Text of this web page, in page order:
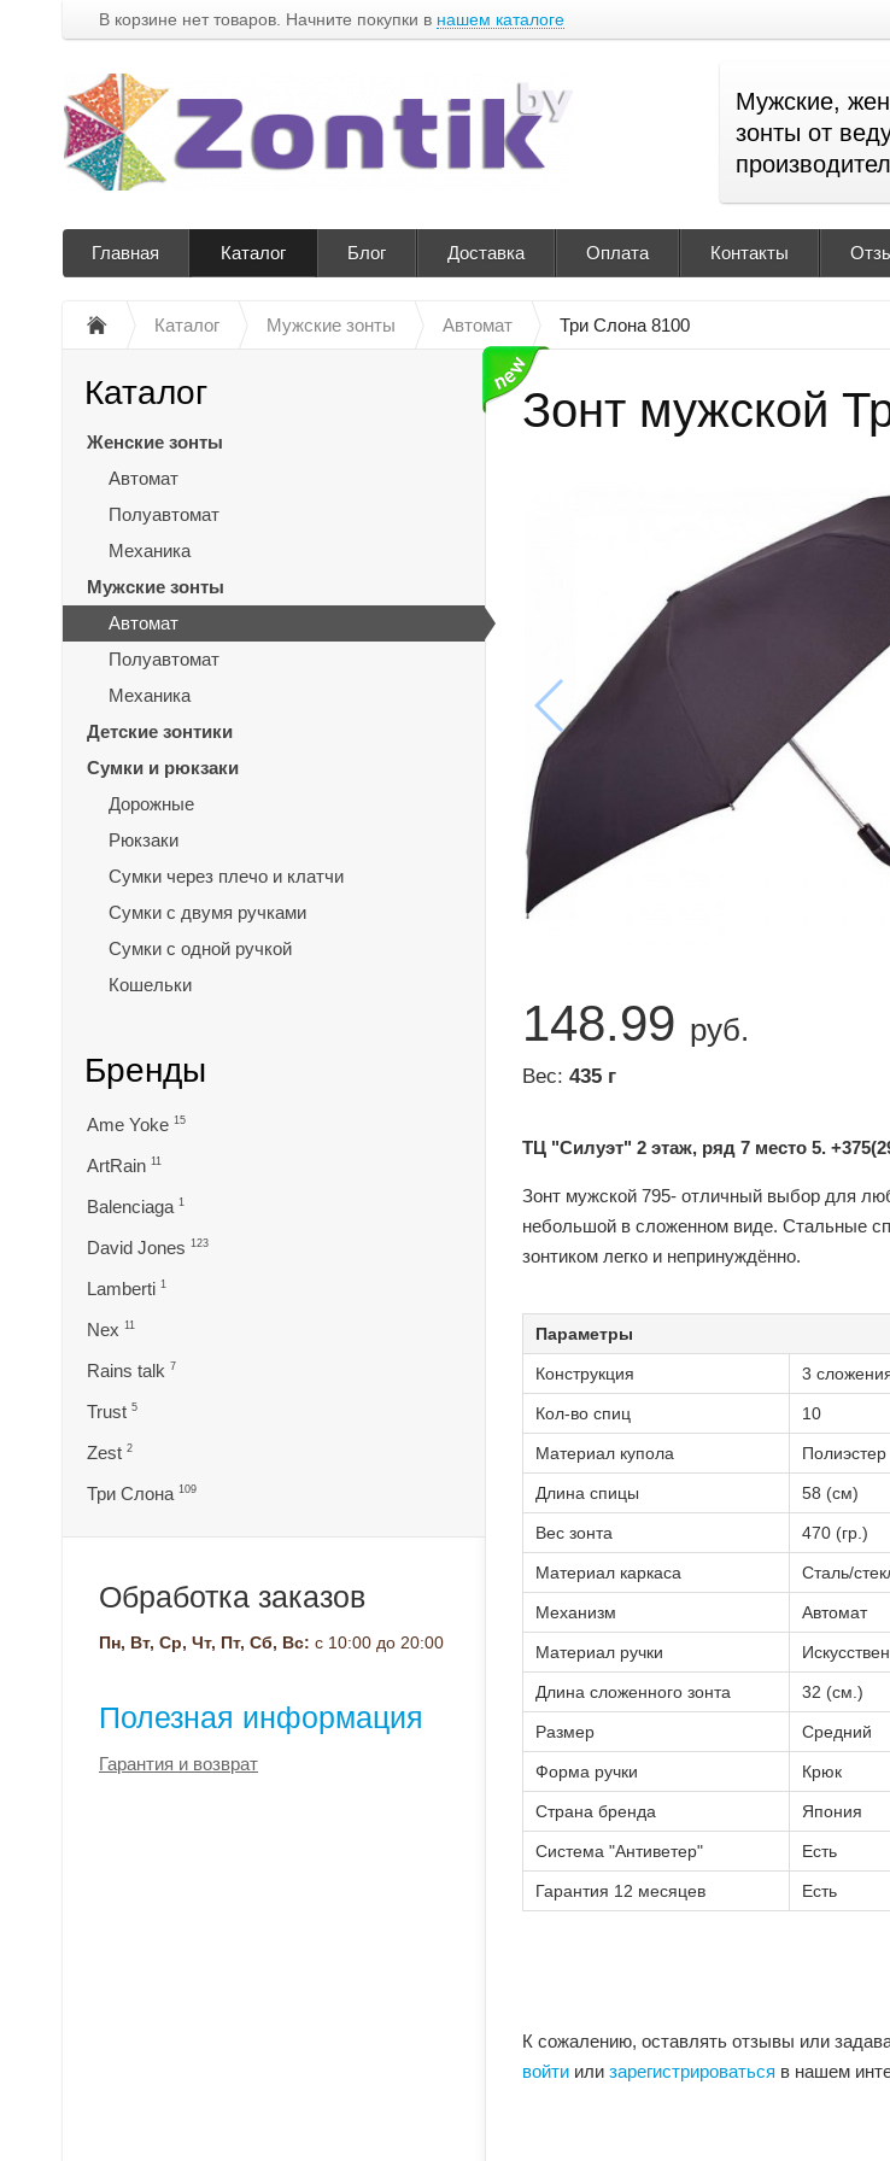
В корзине нет товаров. Начните покупки в нашем каталоге
Мужские,
зонты от
Главная Каталог Блог Доставка Оплата Контакты
Каталог Мужские зонты Автомат Три Слона 8100
Зонт мужской
148.99 руб.
Вес: 435 г
ТЦ "Силуэт" 2 этаж, ряд 7 место 5.
Зонт мужской 795- отличный выбор для
небольшой в сложенном виде. Стальные
зонтиком легко и непринуждённо.
Параметры
Конструкция 3
Кол-во спиц 10
Материал купола Полиэстер
Длина спицы 58 (см)
Вес зонта 470 (гр.)
Материал каркаса Сталь/
Механизм Автомат
Материал ручки
Длина сложенного зонта 32 (см.)
Размер Средний
Форма ручки Крюк
Страна бренда Япония
Система "Антиветер" Есть
Гарантия 12 месяцев Есть
К сожалению, оставлять отзывы или
войти или зарегистрироваться в нашем
Каталог
Женские зонты
Автомат
Полуавтомат
Механика
Мужские зонты
Автомат
Полуавтомат
Механика
Детские зонтики
Сумки и рюкзаки
Дорожные
Рюкзаки
Сумки через плечо и клатчи
Сумки с двумя ручками
Сумки с одной ручкой
Кошельки
Бренды
Ame Yoke 15
ArtRain 11
Balenciaga 1
David Jones 123
Lamberti 1
Nex 11
Rains talk 7
Trust 5
Zest 2
Три Слона 109
Обработка заказов
Пн, Вт, Ср, Чт, Пт, Сб, Вс: с 10:00 до 20:00
Полезная информация
Гарантия и возврат